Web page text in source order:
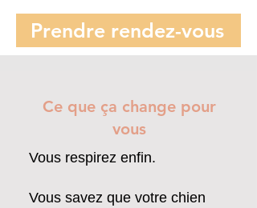
Prendre rendez-vous
Ce que ça change pour
vous
Vous respirez enfin.
Vous savez que votre chien